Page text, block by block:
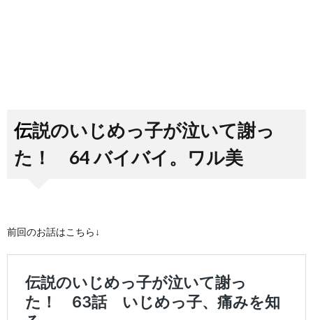
伝説のいじめっ子が泣いて謝っ
た！ 64 バイバイ。ワル美
前回のお話はこちら↓